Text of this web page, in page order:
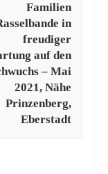
Familien
in
freudiger
auf den
– Mai
2021, Nähe
Prinzenberg,
Eberstadt